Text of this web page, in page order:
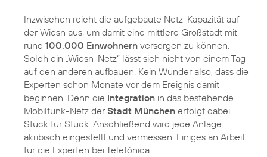
Inzwischen reicht die aufgebaute Netz-Kapazität auf
der Wiesn aus, um damit eine mittlere Großstadt mit
rund 100.000 Einwohnern versorgen zu können.
Solch ein „Wiesn-Netz“ lässt sich nicht von einem Tag
auf den anderen aufbauen. Kein Wunder also, dass die
Experten schon Monate vor dem Ereignis damit
beginnen. Denn die Integration in das bestehende
Mobilfunk-Netz derStadt München erfolgt dabei
Stück für Stück. Anschließend wird jede Anlage
akribisch eingestellt und vermessen. Einiges an Arbeit
für die Experten bei Telefónica.